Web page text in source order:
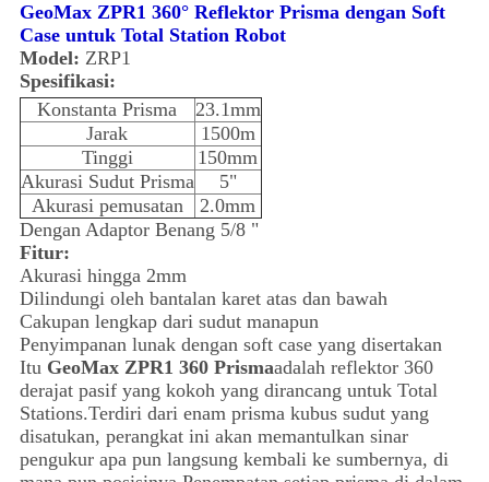
GeoMax ZPR1 360° Reflektor Prisma dengan Soft
Case untuk Total Station Robot
Model: ZRP1
Spesifikasi:
Konstanta Prisma
23.1mm
Jarak
1500m
Tinggi
150mm
Akurasi Sudut Prisma
5"
Akurasi pemusatan
2.0mm
Dengan Adaptor Benang 5/8 "
Fitur:
Akurasi hingga 2mm
Dilindungi oleh bantalan karet atas dan bawah
Cakupan lengkap dari sudut manapun
Penyimpanan lunak dengan soft case yang disertakan
Itu GeoMax ZPR1 360 Prismaadalah reflektor 360
derajat pasif yang kokoh yang dirancang untuk Total
Stations.Terdiri dari enam prisma kubus sudut yang
disatukan, perangkat ini akan memantulkan sinar
pengukur apa pun langsung kembali ke sumbernya, di